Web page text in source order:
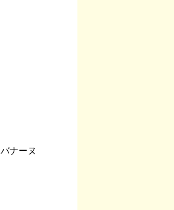
ナーヌ